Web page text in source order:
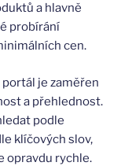
a hlavně
probírání
cen.
je zaměřen
a přehlednost.
podle
klíčových slov,
opravdu rychle.